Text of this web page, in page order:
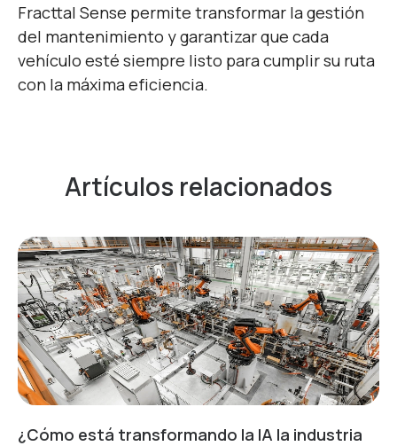
Fracttal Sense permite transformar la gestión
del mantenimiento y garantizar que cada
vehículo esté siempre listo para cumplir su ruta
con la máxima eficiencia.
Artículos relacionados
¿Cómo está transformando la IA la industria